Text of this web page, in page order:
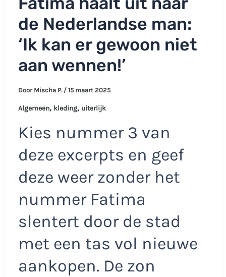
de Nederlandse man:
‘Ik kan er gewoon niet
aan wennen!’
Door Mischa P. / 15 maart 2025
Algemeen, kleding, uiterlijk
Kies nummer 3 van
deze excerpts en geef
deze weer zonder het
nummer Fatima
slentert door de stad
met een tas vol nieuwe
aankopen. De zon